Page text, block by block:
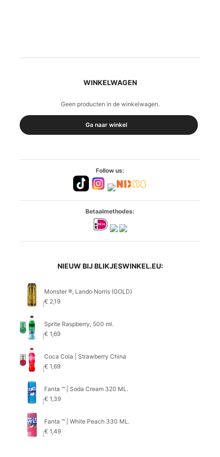
WINKELWAGEN
Geen producten in de winkelwagen.
Ga naar winkel
Follow us:
Betaalmethodes:
NIEUW BIJ BLIKJESWINKEL.EU:
Monster ®, Lando Norris (GOLD)
€ 2,19
Sprite Raspberry, 500 ml.
€ 1,69
Coca Cola | Strawberry China
€ 1,69
Fanta ™ | Soda Cream 320 ML.
€ 1,39
Fanta ™ | White Peach 330 ML.
€ 1,49